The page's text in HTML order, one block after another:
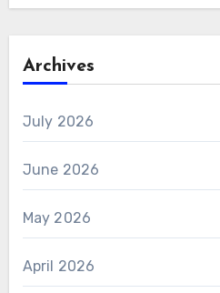
Archives
July 2026
June 2026
May 2026
April 2026